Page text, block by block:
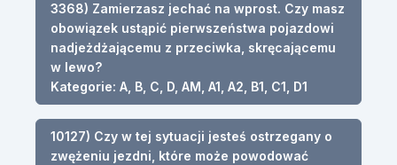
3368) Zamierzasz jechać na wprost. Czy masz
obowiązek ustąpić pierwszeństwa pojazdowi
nadjeżdżającemu z przeciwka, skręcającemu
w lewo?
Kategorie: A, B, C, D, AM, A1, A2, B1, C1, D1
10127) Czy w tej sytuacji jesteś ostrzegany o
zwężeniu jezdni, które może powodować